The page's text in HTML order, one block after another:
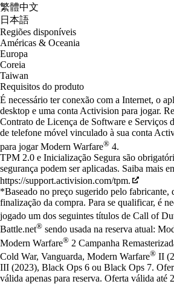
繁體中文
日本語
Regiões disponíveis
Américas & Oceania
Europa
Coreia
Taiwan
Requisitos do produto
É necessário ter conexão com a Internet, o
desktop e uma conta Activision para jogar.
Contrato de Licença de Software e Serviços
de telefone móvel vinculado à sua conta
para jogar Modern Warfare® 4.
TPM 2.0 e Inicialização Segura são
segurança podem ser aplicadas. Saiba mais
https://support.activision.com/tpm.
*Baseado no preço sugerido pelo fabricante,
finalização da compra. Para se qualificar, é
jogado um dos seguintes títulos de Call of
Battle.net® sendo usada na reserva atual:
Modern Warfare® 2 Campanha
Cold War, Vanguarda, Modern Warfare® II
III (2023), Black Ops 6 ou Black Ops 7.
válida apenas para reserva. Oferta válida até